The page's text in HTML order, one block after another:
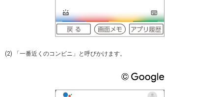
(2) 「一番近くのコンビニ」と呼びかけます。